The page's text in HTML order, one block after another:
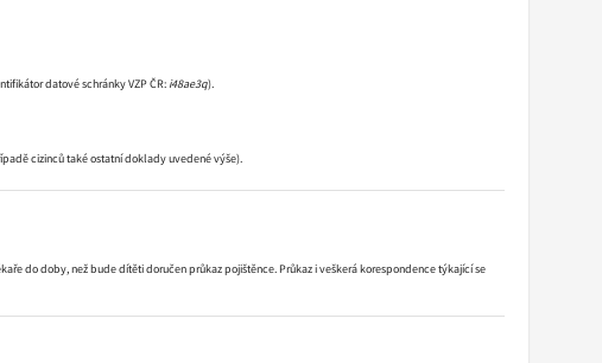
datové schránky VZP ČR: i48ae3q).
cizinců také ostatní doklady uvedené výše).
do doby, než bude dítěti doručen průkaz pojištěnce. Průkaz i veškerá korespondence týkající se